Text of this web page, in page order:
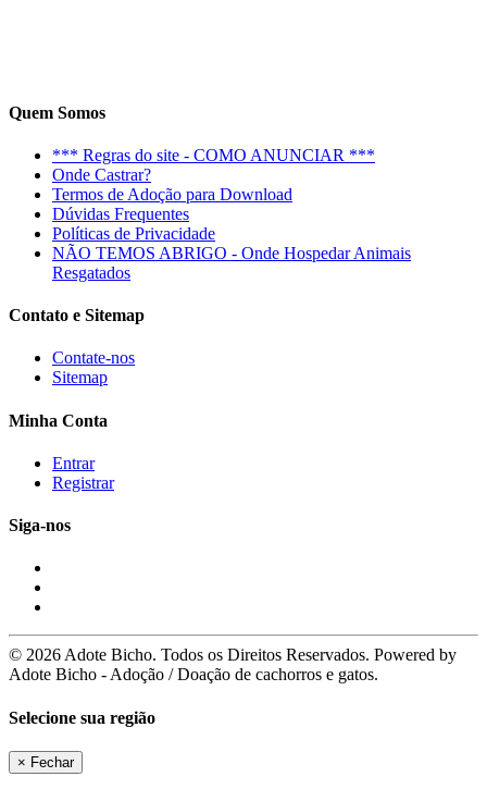
Quem Somos
*** Regras do site - COMO ANUNCIAR ***
Onde Castrar?
Termos de Adoção para Download
Dúvidas Frequentes
Políticas de Privacidade
NÃO TEMOS ABRIGO - Onde Hospedar Animais
Resgatados
Contato e Sitemap
Contate-nos
Sitemap
Minha Conta
Entrar
Registrar
Siga-nos
© 2026 Adote Bicho. Todos os Direitos Reservados. Powered by
Adote Bicho - Adoção / Doação de cachorros e gatos.
Selecione sua região
× Fechar